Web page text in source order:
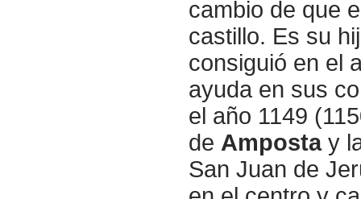
cambio de que
castillo. Es su
consiguió en el
ayuda en sus
el año 1149
de Ampostay
San Juan de